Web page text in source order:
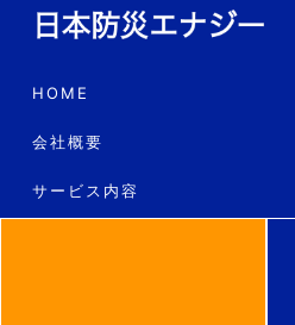
HOME
会社概要
サービス内容